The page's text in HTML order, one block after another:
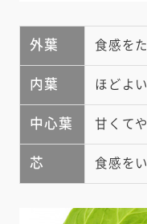
外葉 食感を
内葉 ほどよ
中心葉 甘くて
芯 食感を